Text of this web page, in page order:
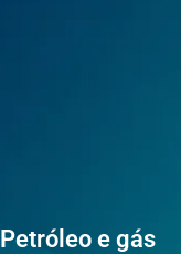
Petróleo e gás